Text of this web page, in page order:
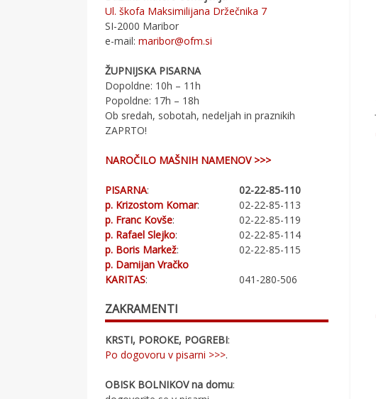
Ul. škofa Maksimilijana Držečnika 7
SI-2000 Maribor
e-mail:maribor@ofm.si
ŽUPNIJSKA PISARNA
Dopoldne: 10h – 11h
Popoldne: 17h – 18h
Ob sredah, sobotah, nedeljah in praznikih
ZAPRTO!
NAROČILO MAŠNIH NAMENOV >>>
PISARNA:
02-22-85-110
p. Krizostom Komar:
02-22-85-113
p. Franc Kovše:
02-22-85-119
p. Rafael Slejko:
02-22-85-114
p. Boris Markež:
02-22-85-115
p. Damijan Vračko
KARITAS: 041-280-506
ZAKRAMENTI
KRSTI, POROKE, POGREBI:
Po dogovoru v pisarni >>>.
OBISK BOLNIKOV na domu: